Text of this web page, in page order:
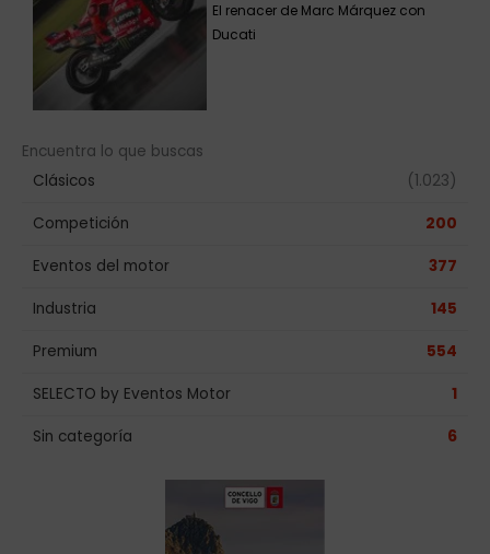
El renacer de Marc Márquez con
Ducati
Encuentra lo que buscas
Clásicos
(1.023)
Competición 200
Eventos del motor 377
Industria 145
Premium 554
SELECTO by Eventos Motor 1
Sin categoría 6